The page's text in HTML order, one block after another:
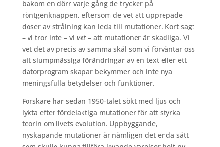
bakom en dörr varje gång de trycker på
röntgenknappen, eftersom de vet att upprepade
doser av strålning kan leda till mutationer. Kort sagt
– vi tror inte – vi vet– att mutationer är skadliga. Vi
vet det av precis av samma skäl som vi förväntar oss
att slumpmässiga förändringar av en text eller ett
datorprogram skapar bekymmer och inte nya
meningsfulla betydelser och funktioner.
Forskare har sedan 1950-talet sökt med ljus och
lykta efter fördelaktiga mutationer för att styrka
teorin om livets evolution. Uppbyggande,
nyskapande mutationer är nämligen det enda sätt